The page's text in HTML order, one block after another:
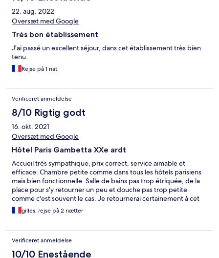
22. aug. 2022
Oversæt med Google
Très bon établissement
J'ai passé un excellent séjour, dans cet établissement très bien
tenu.
Rejse på 1 nat
Verificeret anmeldelse
8/10 Rigtig godt
16. okt. 2021
Oversæt med Google
Hôtel Paris Gambetta XXe ardt
Accueil très sympathique, prix correct, service aimable et
efficace. Chambre petite comme dans tous les hôtels parisiens
mais bien fonctionnelle. Salle de bains pas trop étriquée, de la
place pour s'y retourner un peu et douche pas trop petite
comme c'est souvent le cas. Je retournerai certainement à cet
hôtel lors d'un séjour à Paris. Seul bémol l'ascenseur très petit
qui ne peut contenir qu'une personne
gilles, rejse på 2 nætter
Verificeret anmeldelse
10/10 Enestående